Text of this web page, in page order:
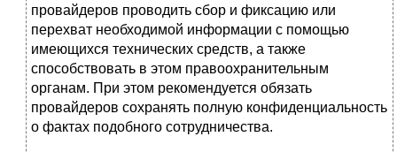
провайдеров проводить сбор и фиксацию или
перехват необходимой информации с помощью
имеющихся технических средств, а также
способствовать в этом правоохранительным
органам. При этом рекомендуется обязать
провайдеров сохранять полную конфиденциальность
о фактах подобного сотрудничества.